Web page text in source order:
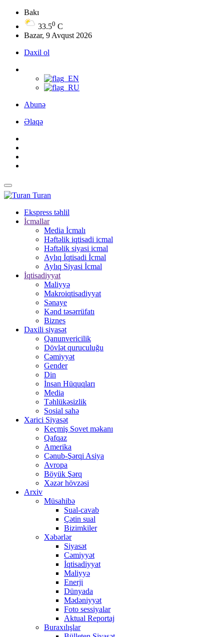
Bakı
33.50 C
Bazar, 9 Avqust 2026
Daxil ol
Abunə
Əlaqə
Turan
Ekspress təhlil
İcmallar
Media İcmalı
Həftəlik iqtisadi icmal
Həftəlik siyasi icmal
Aylıq İqtisadi İcmal
Aylıq Siyasi İcmal
İqtisadiyyat
Maliyyə
Makroiqtisadiyyat
Sənaye
Kənd təsərrüfatı
Biznes
Daxili siyasət
Qanunvericilik
Dövlət quruculuğu
Cəmiyyət
Gender
Din
İnsan Hüquqları
Media
Təhlükəsizlik
Sosial sahə
Xarici Siyasət
Keçmiş Sovet məkanı
Qafqaz
Amerika
Cənub-Şərqi Asiya
Avropa
Böyük Şərq
Xəzər hövzəsi
Arxiv
Müsahibə
Sual-cavab
Çətin sual
Bizimkiler
Xəbərlər
Siyasət
Cəmiyyət
İqtisadiyyat
Maliyyə
Enerji
Dünyada
Mədəniyyət
Foto sessiyalar
Aktual Reportaj
Buraxılışlar